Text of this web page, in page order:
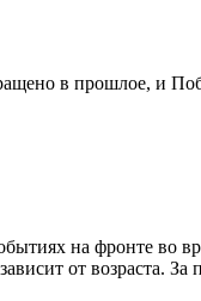
в прошлое, и
на фронте во
от возраста.